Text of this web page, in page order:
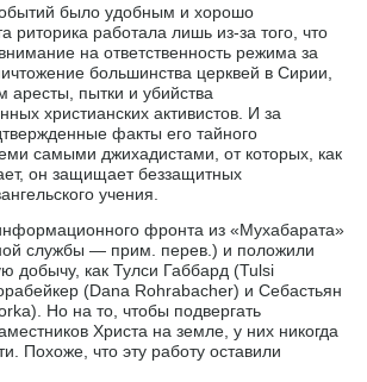
было удобным и хорошо
риторика работала лишь из-за того, что
на ответственность режима за
большинства церквей в Сирии,
пытки и убийства
христианских активистов. И за
факты его тайного
самыми джихадистами, от которых, как
он защищает беззащитных
учения.
фронта из «Мухабарата»
службы — прим. перев.) и положили
добычу, как Тулси Габбард (Tulsi
(Dana Rohrabacher) и Себастьян
Но на то, чтобы подвергать
Христа на земле, у них никогда
Похоже, что эту работу оставили